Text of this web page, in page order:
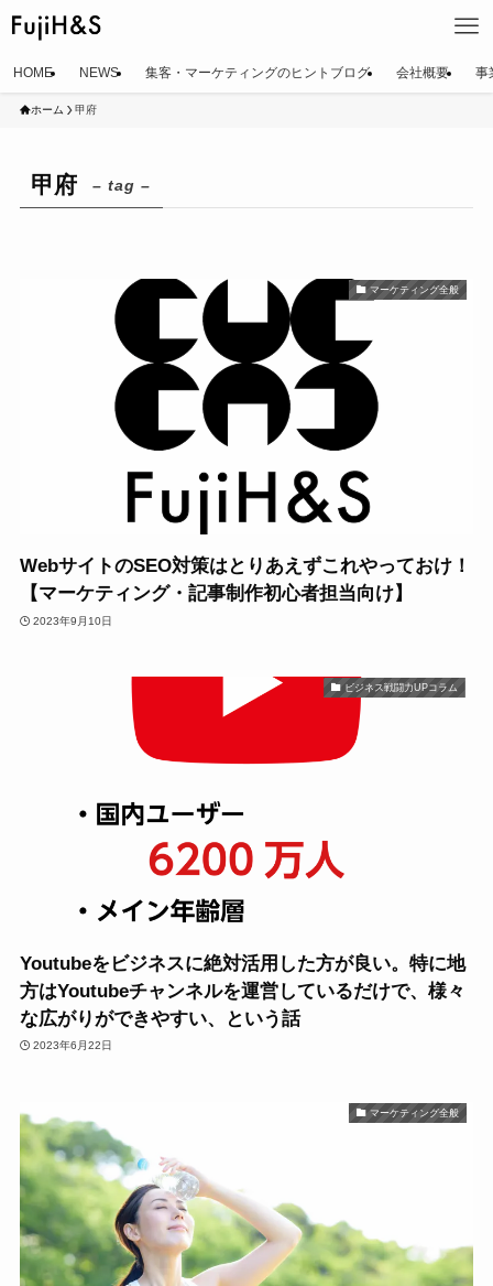
HOME NEWS 集客・マーケティングのヒントブログ 会社概要 事
ホーム 甲府
甲府 – tag –
マーケティング全般
WebサイトのSEO対策はとりあえずこれやっておけ！
【マーケティング・記事制作初心者担当向け】
2023年9月10日
ビジネス戦闘力UPコラム
Youtubeをビジネスに絶対活用した方が良い。特に地
方はYoutubeチャンネルを運営しているだけで、様々
な広がりができやすい、という話
2023年6月22日
マーケティング全般